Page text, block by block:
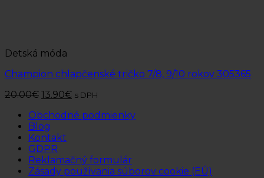
Detská móda
Champion chlapčenské tričko 7/8, 9/10 rokov 305365
20.00€ 13.90€ s DPH
Obchodné podmienky
Blog
Kontakt
GDPR
Reklamačný formulár
Zásady používania súborov cookie (EÚ)